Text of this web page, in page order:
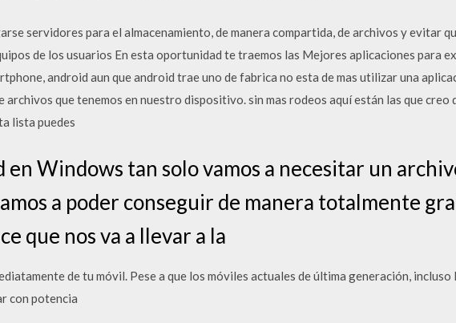
servidores para el almacenamiento, de manera compartida, de archivos y evitar
de los usuarios En esta oportunidad te traemos las Mejores aplicaciones para
android aun que android trae uno de fabrica no esta de mas utilizar una
archivos que tenemos en nuestro dispositivo. sin mas rodeos aquí están las que creo
lista puedes
Windows tan solo vamos a necesitar un
a poder conseguir de manera totalmente
que nos va a llevar a la
de tu móvil. Pese a que los móviles actuales de última generación, incluso
con potencia